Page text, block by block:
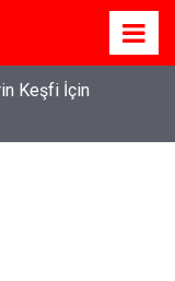
Konforlu Bir